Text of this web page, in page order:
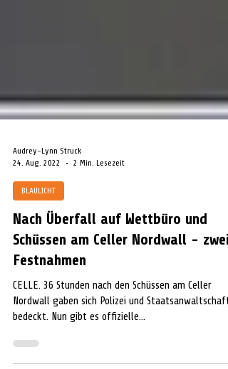
Audrey-Lynn Struck
24. Aug. 2022
Nach Überfall auf Wettbüro und
Schüssen am Celler Nordwall - zwei
Festnahmen
CELLE. 36 Stunden nach den Schüssen am Celler
Nordwall gaben sich Polizei und Staatsanwaltschaft